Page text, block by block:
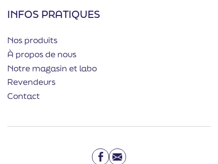
INFOS PRATIQUES
Nos produits
À propos de nous
Notre magasin et labo
Revendeurs
Contact